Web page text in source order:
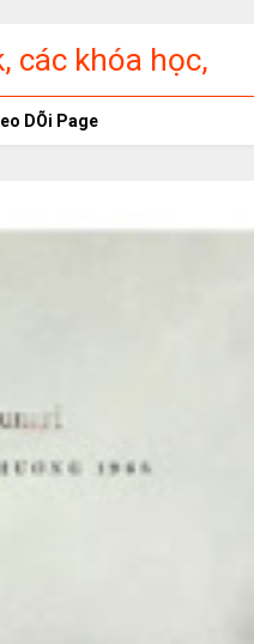
các khóa học,
DÕi Page